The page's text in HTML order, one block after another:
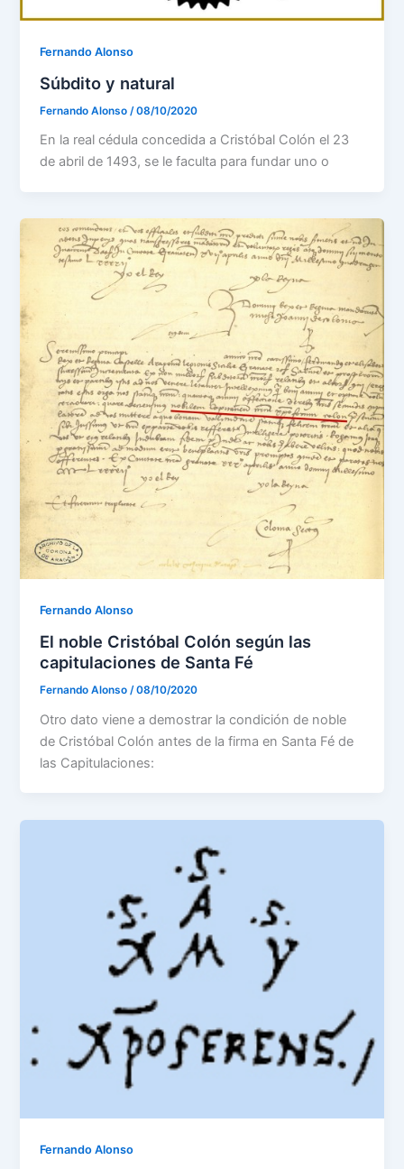
Fernando Alonso
Súbdito y natural
Fernando Alonso /08/10/2020
En la real cédula concedida a Cristóbal Colón el 23
de abril de 1493, se le faculta para fundar uno o
Fernando Alonso
El noble Cristóbal Colón según las
capitulaciones de Santa Fé
Fernando Alonso /08/10/2020
Otro dato viene a demostrar la condición de noble
de Cristóbal Colón antes de la firma en Santa Fé de
las Capitulaciones:
Fernando Alonso